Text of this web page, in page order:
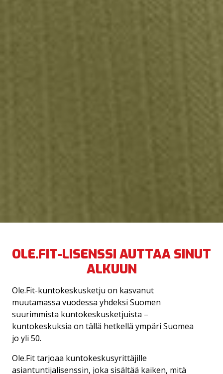
OLE.FIT-LISENSSI AUTTAA SINUT
ALKUUN
Ole.Fit-kuntokeskusketju on kasvanut
muutamassa vuodessa yhdeksi Suomen
suurimmista kuntokeskusketjuista –
kuntokeskuksia on tällä hetkellä ympäri Suomea
jo yli 50.
Ole.Fit tarjoaa kuntokeskusyrittäjille
asiantuntijalisenssin, joka sisältää kaiken, mitä